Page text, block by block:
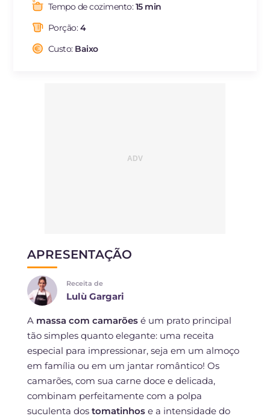
NL
Tempo de cozimento:15 min
Porção:4
Custo: Baixo
APRESENTAÇÃO
Receita de
Lulù Gargari
A massa com camarõesé um prato principal
tão simples quanto elegante: uma receita
especial para impressionar, seja em um almoço
em família ou em um jantar romântico! Os
camarões, com sua carne doce e delicada,
combinam perfeitamente com a polpa
suculenta dos tomatinhose a intensidade do